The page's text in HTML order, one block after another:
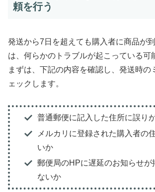
頼を行う
発送から7日を超えても購入者に商品が
は、何らかのトラブルが起こっている可
まずは、下記の内容を確認し、発送時の
ェックします。
普通郵便に記入した住所に誤り
メルカリに登録された購入者の
いか
郵便局のHPに遅延のお知らせが
ないか